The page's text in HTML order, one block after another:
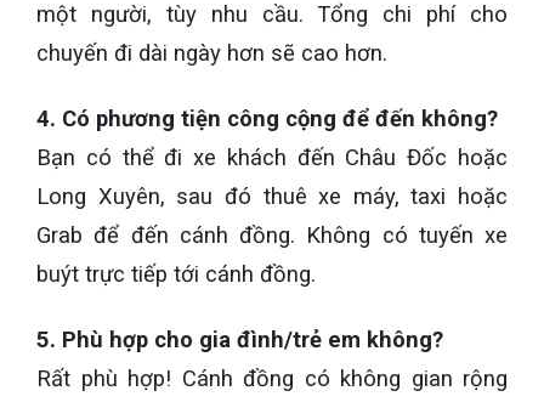
một người, tùy nhu cầu. Tổng chi phí cho
chuyến đi dài ngày hơn sẽ cao hơn.
4. Có phương tiện công cộng để đến không?
Bạn có thể đi xe khách đến Châu Đốc hoặc
Long Xuyên, sau đó thuê xe máy, taxi hoặc
Grab để đến cánh đồng. Không có tuyến xe
buýt trực tiếp tới cánh đồng.
5. Phù hợp cho gia đình/trẻ em không?
Rất phù hợp! Cánh đồng có không gian rộng